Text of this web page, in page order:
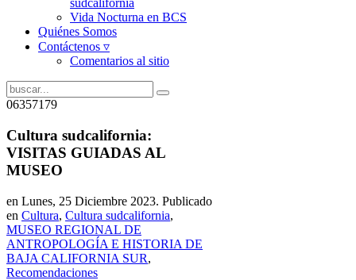
sudcalifornia
Vida Nocturna en BCS
Quiénes Somos
Contáctenos ▿
Comentarios al sitio
06357179
Cultura sudcalifornia:
VISITAS GUIADAS AL
MUSEO
en Lunes, 25 Diciembre 2023. Publicado
en Cultura, Cultura sudcalifornia,
MUSEO REGIONAL DE
ANTROPOLOGÍA E HISTORIA DE
BAJA CALIFORNIA SUR,
Recomendaciones